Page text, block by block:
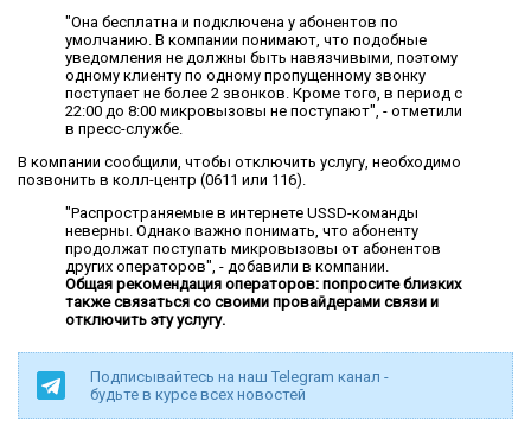
"Она бесплатна и подключена у абонентов по
умолчанию. В компании понимают, что подобные
уведомления не должны быть навязчивыми, поэтому
одному клиенту по одному пропущенному звонку
поступает не более 2 звонков. Кроме того, в период с
22:00 до 8:00 микровызовы не поступают", - отметили
в пресс-службе.
В компании сообщили, чтобы отключить услугу, необходимо
позвонить в колл-центр (0611 или 116).
"Распространяемые в интернете USSD-команды
неверны. Однако важно понимать, что абоненту
продолжат поступать микровызовы от абонентов
других операторов", - добавили в компании.
Общая рекомендация операторов: попросите близких
также связаться со своими провайдерами связи и
отключить эту услугу.
Подписывайтесь на наш Telegram канал -
будьте в курсе всех новостей